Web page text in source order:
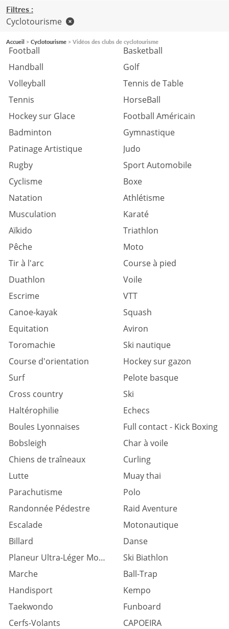
Football
Basketball
Handball
Golf
Volleyball
Tennis de Table
Tennis
HorseBall
Hockey sur Glace
Football Américain
Badminton
Gymnastique
Patinage Artistique
Judo
Rugby
Sport Automobile
Cyclisme
Boxe
Natation
Athlétisme
Musculation
Karaté
Aïkido
Triathlon
Pêche
Moto
Tir à l'arc
Course à pied
Duathlon
Voile
Escrime
VTT
Canoe-kayak
Squash
Equitation
Aviron
Toromachie
Ski nautique
Course d'orientation
Hockey sur gazon
Surf
Pelote basque
Cross country
Ski
Haltérophilie
Echecs
Boules Lyonnaises
Full contact - Kick Boxing
Bobsleigh
Char à voile
Chiens de traîneaux
Curling
Lutte
Muay thai
Parachutisme
Polo
Randonnée Pédestre
Raid Aventure
Escalade
Motonautique
Billard
Danse
Planeur Ultra-Léger Motorisé
Ski Biathlon
Marche
Ball-Trap
Handisport
Kempo
Taekwondo
Funboard
Cerfs-Volants
CAPOEIRA
Filtres :
Cyclotourisme
Accueil Cyclotourisme Vidéos des clubs de cyclotourisme